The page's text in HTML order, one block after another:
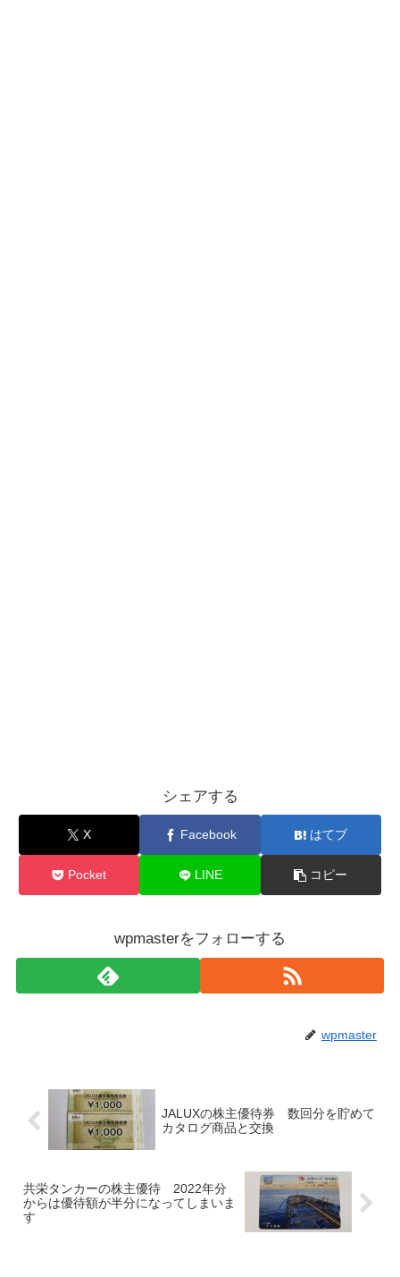
シェアする
X Facebook はてブ
Pocket LINE コピー
wpmasterをフォローする
wpmaster
JALUXの株主優待券 数回分を貯めて
カタログ商品と交換
共栄タンカーの株主優待 2022年分
からは優待額が半分になってしまいま
す